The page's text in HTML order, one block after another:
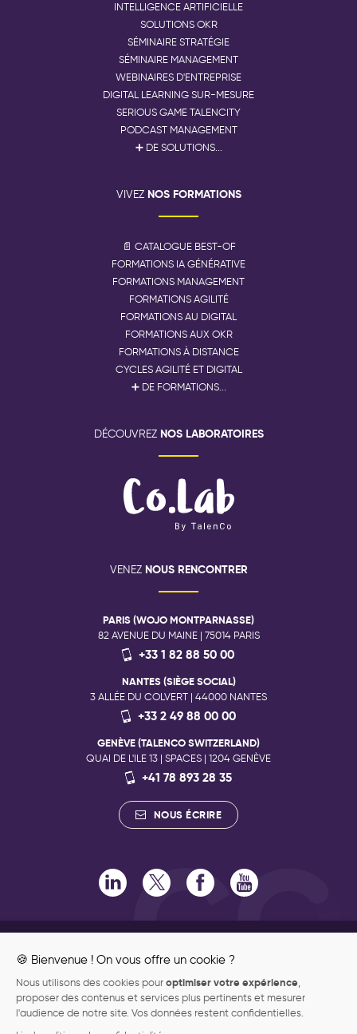
🍪 Bienvenue ! On vous offre un cookie ?
Nous utilisons des cookies pour optimiser votre expérience
proposer des contenus et services plus pertinents et mesurer
l'audience de notre site. Vos données restent confidentielles.
Abonnez-vous à notre newsletter
Recevez les nouvelles publications de notre blog dès leur
parution.
INTELLIGENCE ARTIFICIELLE
SOLUTIONS OKR
SÉMINAIRE STRATÉGIE
SÉMINAIRE MANAGEMENT
WEBINAIRES D'ENTREPRISE
DIGITAL LEARNING SUR-MESURE
SERIOUS GAME TALENCITY
PODCAST MANAGEMENT
➕ DE SOLUTIONS...
VIVEZ NOS FORMATIONS
📄 CATALOGUE BEST-OF
FORMATIONS IA GÉNÉRATIVE
FORMATIONS MANAGEMENT
FORMATIONS AGILITÉ
FORMATIONS AU DIGITAL
FORMATIONS AUX OKR
FORMATIONS À DISTANCE
CYCLES AGILITÉ ET DIGITAL
➕ DE FORMATIONS...
DÉCOUVREZ NOS LABORATOIRES
VENEZ NOUS RENCONTRER
PARIS (WOJO MONTPARNASSE)
82 AVENUE DU MAINE | 75014 PARIS
+33 1 82 88 50 00
NANTES (SIÈGE SOCIAL)
3 ALLÉE DU COLVERT | 44000 NANTES
+33 2 49 88 00 00
GENÈVE (TALENCO SWITZERLAND)
QUAI DE L'ILE 13 | SPACES | 1204 GENÈVE
+41 78 893 28 35
NOUS ÉCRIRE
ENGAGEMENTS RSE
ENGAGEMENT PHILANTHROPIQUE
DONNÉES PERSONNELLES